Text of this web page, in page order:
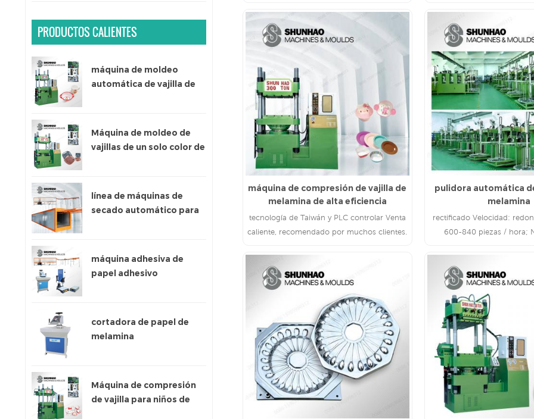
PRODUCTOS CALIENTES
máquina de moldeo
automática de vajilla de
Máquina de moldeo de
vajillas de un solo color de
línea de máquinas de
secado automático para
máquina adhesiva de
papel adhesivo
cortadora de papel de
melamina
Máquina de compresión
de vajilla para niños de
LEE MAS
máquina de compresión de vajilla de
melamina de alta eficiencia
tecnología de Taiwán y PLC controlar Venta
caliente, recomendado por muchos clientes.
pulidora automática
melamina
rectificado Velocidad:
600-840 piezas / hora;
con un efecto de